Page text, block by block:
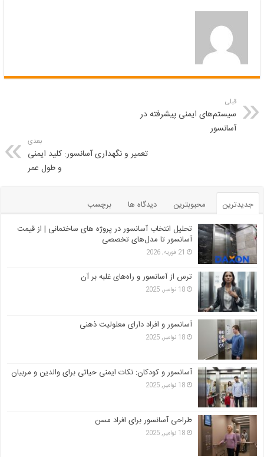
قبلی
سیستم‌های ایمنی پیشرفته در
آسانسور
بعدی
تعمیر و نگهداری آسانسور: کلید ایمنی
و طول عمر
جدیدترین محبوبترین دیدگاه ها
برچسب
تحلیل انتخاب آسانسور در پروژه‌ های ساختمانی | از قیمت
آسانسور تا مدل‌های تخصصی
21 فوریه, 2026
ترس از آسانسور و راه‌های غلبه بر آن
18 نوامبر, 2025
آسانسور و افراد دارای معلولیت ذهنی
18 نوامبر, 2025
آسانسور و کودکان: نکات ایمنی حیاتی برای والدین و مربیان
18 نوامبر, 2025
طراحی آسانسور برای افراد مسن
18 نوامبر, 2025